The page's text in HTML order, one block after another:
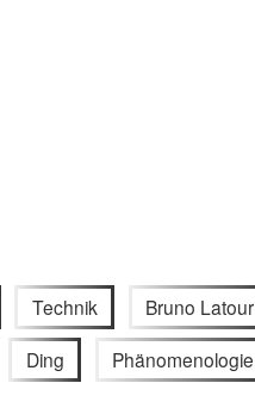
Technik Bruno Latour
Ding Phänomenologie